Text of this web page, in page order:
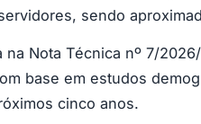
sendo
Nota Técnica nº 7/
base em estudos
cinco anos.